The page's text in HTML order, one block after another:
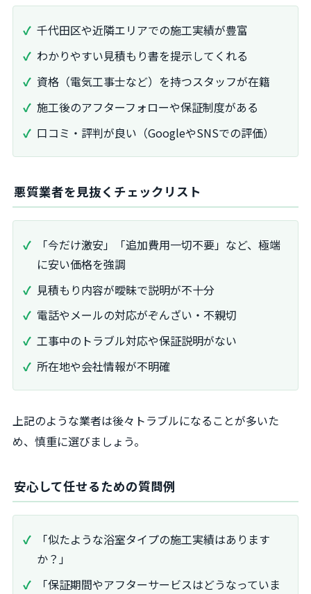
千代田区や近隣エリアでの施工実績が豊富
わかりやすい見積もり書を提示してくれる
資格（電気工事士など）を持つスタッフが在籍
施工後のアフターフォローや保証制度がある
口コミ・評判が良い（GoogleやSNSでの評価）
悪質業者を見抜くチェックリスト
「今だけ激安」「追加費用一切不要」など、極端
に安い価格を強調
見積もり内容が曖昧で説明が不十分
電話やメールの対応がぞんざい・不親切
工事中のトラブル対応や保証説明がない
所在地や会社情報が不明確
上記のような業者は後々トラブルになることが多いた
め、慎重に選びましょう。
安心して任せるための質問例
「似たような浴室タイプの施工実績はあります
か？」
「保証期間やアフターサービスはどうなっていま